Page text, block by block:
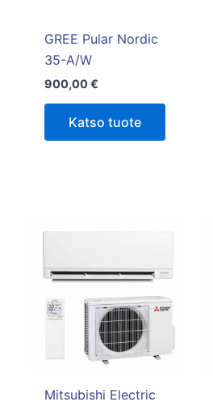
GREE Pular Nordic
35-A/W
900,00€
Katso tuote
Mitsubishi Electric